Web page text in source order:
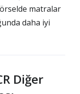
matralar
daha iyi
Diğer